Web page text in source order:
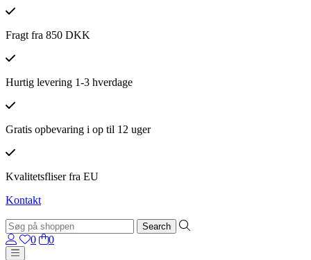
Fragt fra 850 DKK
Hurtig levering 1-3 hverdage
Gratis opbevaring i op til 12 uger
Kvalitetsfliser fra EU
Kontakt
0 0